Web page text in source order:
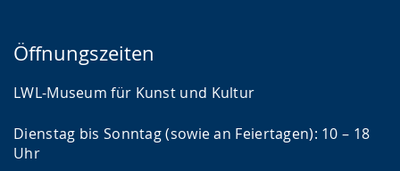
Öffnungszeiten
LWL-Museum für Kunst und Kultur
Dienstag bis Sonntag (sowie an Feiertagen): 10 – 18
Uhr